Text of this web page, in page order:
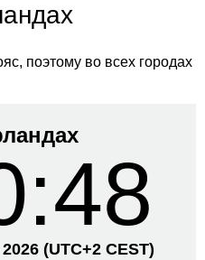
поэтому во всех городах
(UTC+2 CEST)